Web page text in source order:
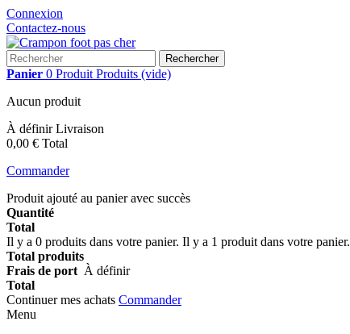
Connexion
Contactez-nous
Rechercher
Panier 0 Produit Produits (vide)
Aucun produit
À définirLivraison
0,00 € Total
Commander
Produit ajouté au panier avec succès
Quantité
Total
Il y a 0 produits dans votre panier. Il y a 1 produit dans votre panier.
Total produits
Frais de port À définir
Total
Continuer mes achats Commander
Menu